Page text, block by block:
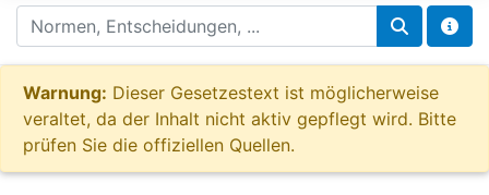
Warnung: Dieser Gesetzestext ist möglicherweise
veraltet, da der Inhalt nicht aktiv gepflegt wird. Bitte
prüfen Sie die offiziellen Quellen.